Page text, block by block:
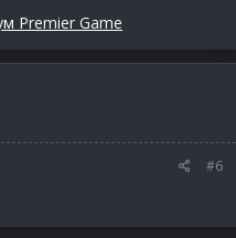
Premier Game
#6